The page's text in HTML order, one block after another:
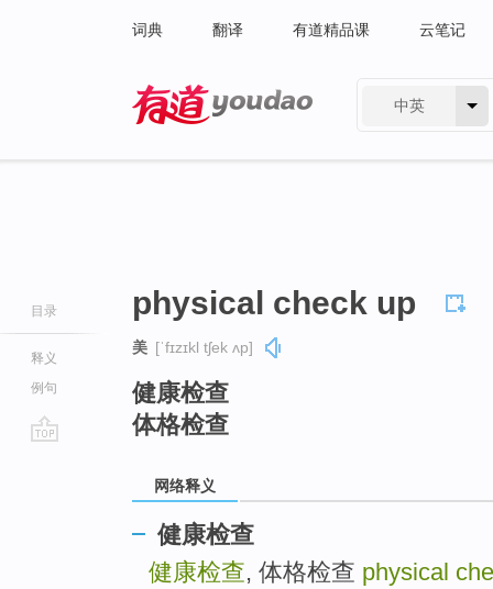
词典 翻译 有道精品课 云笔记
中英
目录
释义
例句
physical check up
美 [ˈfɪzɪkl tʃek ʌp]
健康检查
体格检查
网络释义
健康检查
健康检查, 体格检查 physical